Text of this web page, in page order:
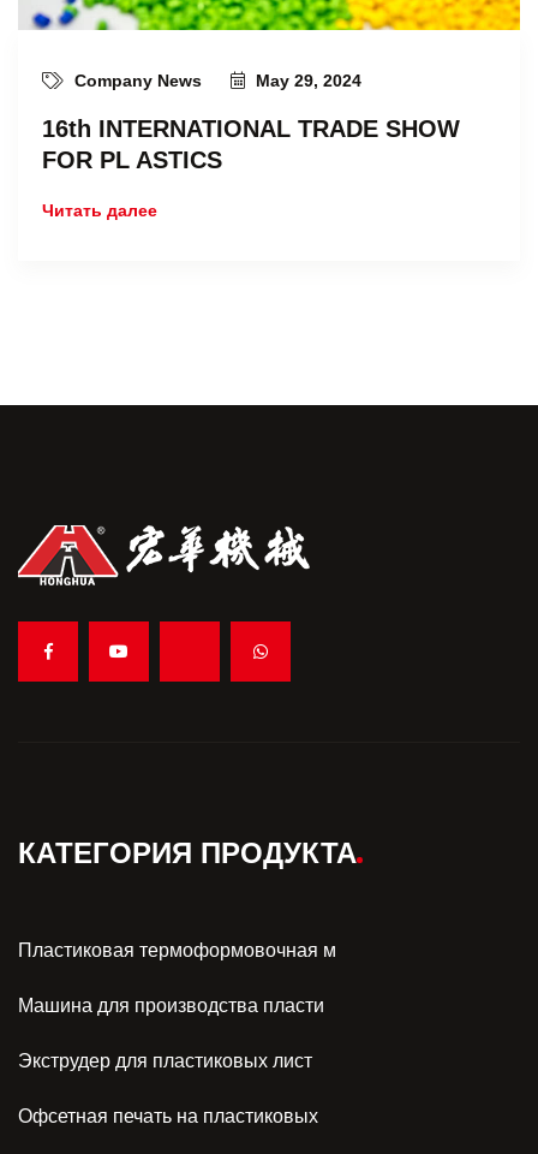
Company News May 29, 2024
16th INTERNATIONAL TRADE SHOW
FOR PL ASTICS
Читать далее
КАТЕГОРИЯ ПРОДУКТА
Пластиковая термоформовочная м
Машина для производства пласти
Экструдер для пластиковых лист
Офсетная печать на пластиковых